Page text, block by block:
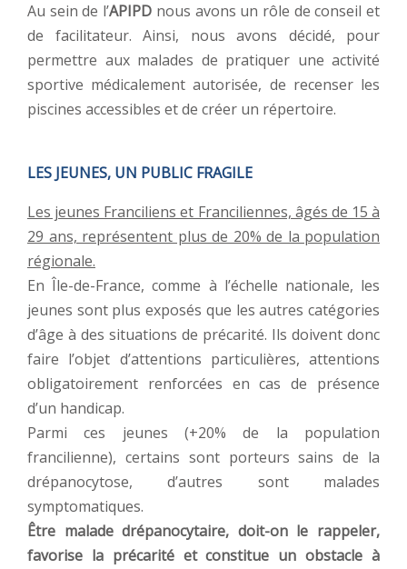
Au sein de l’APIPD nous avons un rôle de conseil et
de facilitateur. Ainsi, nous avons décidé, pour
permettre aux malades de pratiquer une activité
sportive médicalement autorisée, de recenser les
piscines accessibles et de créer un répertoire.
LES JEUNES, UN PUBLIC FRAGILE
Les jeunes Franciliens et Franciliennes, âgés de 15 à
29 ans, représentent plus de 20% de la population
régionale.
En Île-de-France, comme à l’échelle nationale, les
jeunes sont plus exposés que les autres catégories
d’âge à des situations de précarité. Ils doivent donc
faire l’objet d’attentions particulières, attentions
obligatoirement renforcées en cas de présence
d’un handicap.
Parmi ces jeunes (+20% de la population
francilienne), certains sont porteurs sains de la
drépanocytose, d’autres sont malades
symptomatiques.
Être malade drépanocytaire, doit-on le rappeler,
favorise la précarité et constitue un obstacle à